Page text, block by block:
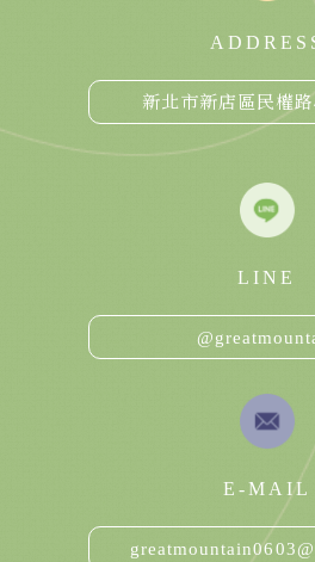
新北市新店區民權
LINE
E-MAIL